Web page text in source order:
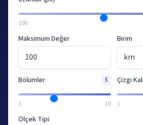
100
Maksimum Değer Birim
Bölümler 5
2 10
Çizgi
1
Ölçek Tipi